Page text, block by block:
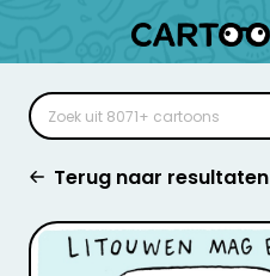
Terug naar resultaten